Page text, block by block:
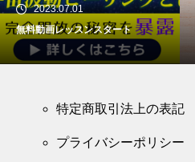
2023.07.01
無料動画レッスンスタート
特定商取引法上の表記
プライバシーポリシー